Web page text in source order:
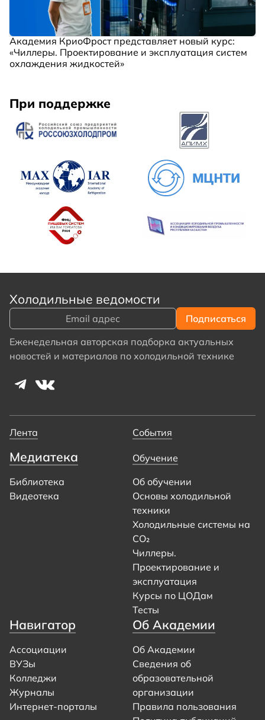
Академия КриоФрост представляет новый курс:
«Чиллеры. Проектирование и эксплуатация систем
охлаждения жидкостей»
При поддержке
Холодильные ведомости
Еженедельная авторская подборка актуальных
новостей и материалов по холодильной технике
Лента События
Медиатека
Библиотека
Видеотека
Обучение
Об обучении
Основы холодильной
техники
Холодильные системы на
CO₂
Чиллеры.
Проектирование и
эксплуатация
Курсы по ЦОДам
Тесты
Навигатор
Ассоциации
ВУЗы
Колледжи
Журналы
Интернет-порталы
Об Академии
Об Академии
Сведения об
образовательной
организации
Правила пользования